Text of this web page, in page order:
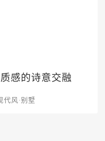
感的诗意交融
代风·别墅